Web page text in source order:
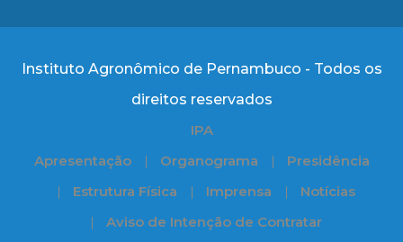
Instituto Agronômico de Pernambuco - Todos os
direitos reservados
IPA
Apresentação
Organograma
Presidência
Estrutura Física
Imprensa
Notícias
Aviso de Intenção de Contratar